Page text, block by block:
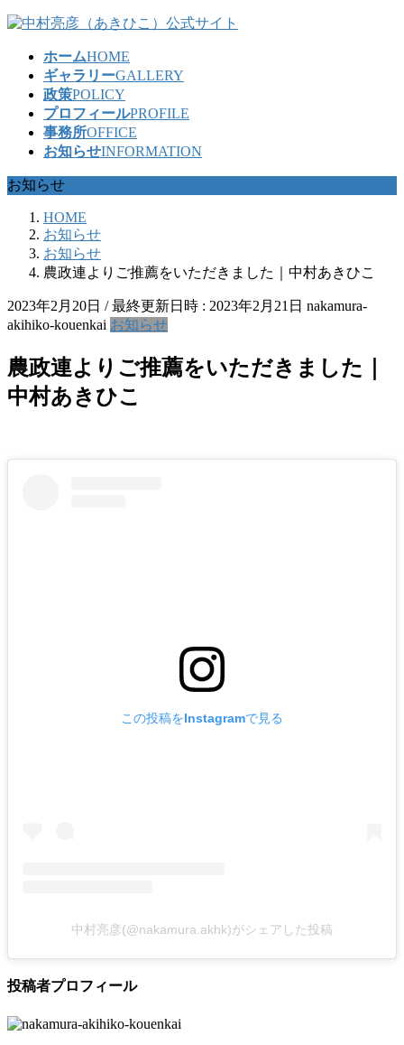
コ
ッ
プ
ナ
移
動
ホームHOME
ギャラリーGALLERY
政策POLICY
プロフィールPROFILE
事務所OFFICE
お知らせINFORMATION
お知らせ
HOME
お知らせ
お知らせ
農政連よりご推薦をいただきました｜中村あきひこ
2023年2月20日 / 最終更新日時 : 2023年2月21日 nakamura-
akihiko-kouenkai お知らせ
農政連よりご推薦をいただきました｜
中村あきひこ
この投稿をInstagramで見る
中村亮彦(@nakamura.akhk)がシェアした投稿
投稿者プロフィール